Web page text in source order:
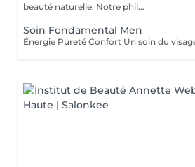
beauté naturelle. Notre phil...
Soin Fondamental Men